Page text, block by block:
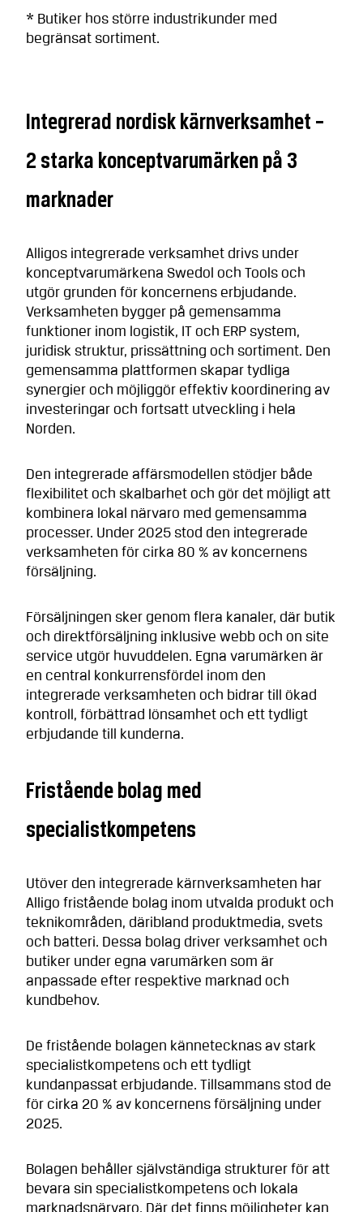
* Butiker hos större industrikunder med
begränsat sortiment.
Integrerad nordisk kärnverksamhet –
2 starka konceptvarumärken på 3
marknader
Alligos integrerade verksamhet drivs under
konceptvarumärkena Swedol och Tools och
utgör grunden för koncernens erbjudande.
Verksamheten bygger på gemensamma
funktioner inom logistik, IT och ERP system,
juridisk struktur, prissättning och sortiment. Den
gemensamma plattformen skapar tydliga
synergier och möjliggör effektiv koordinering av
investeringar och fortsatt utveckling i hela
Norden.
Den integrerade affärsmodellen stödjer både
flexibilitet och skalbarhet och gör det möjligt att
kombinera lokal närvaro med gemensamma
processer. Under 2025 stod den integrerade
verksamheten för cirka 80 % av koncernens
försäljning.
Försäljningen sker genom flera kanaler, där butik
och direktförsäljning inklusive webb och on site
service utgör huvuddelen. Egna varumärken är
en central konkurrensfördel inom den
integrerade verksamheten och bidrar till ökad
kontroll, förbättrad lönsamhet och ett tydligt
erbjudande till kunderna.
Fristående bolag med
specialistkompetens
Utöver den integrerade kärnverksamheten har
Alligo fristående bolag inom utvalda produkt och
teknikområden, däribland produktmedia, svets
och batteri. Dessa bolag driver verksamhet och
butiker under egna varumärken som är
anpassade efter respektive marknad och
kundbehov.
De fristående bolagen kännetecknas av stark
specialistkompetens och ett tydligt
kundanpassat erbjudande. Tillsammans stod de
för cirka 20 % av koncernens försäljning under
2025.
Bolagen behåller självständiga strukturer för att
bevara sin specialistkompetens och lokala
marknadsnärvaro. Där det finns möjligheter kan